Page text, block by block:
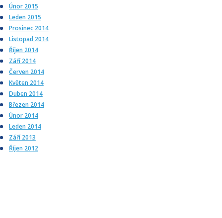
Únor 2015
Leden 2015
Prosinec 2014
Listopad 2014
Říjen 2014
Září 2014
Červen 2014
Květen 2014
Duben 2014
Březen 2014
Únor 2014
Leden 2014
Září 2013
Říjen 2012